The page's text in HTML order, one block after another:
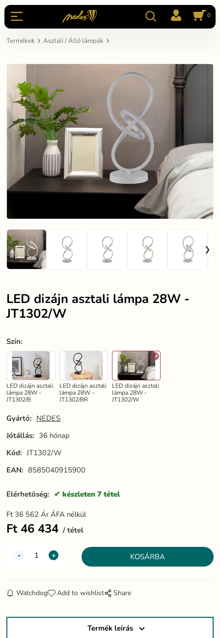
0
Termékek Asztali / Álló lámpák
LED dizájn asztali lámpa 28W -
JT1302/W
Szín:
LED dizájn asztali
lámpa 28W -
JT1302/B
LED dizájn asztali
lámpa 28W -
JT1302/BR
LED dizájn asztali
lámpa 28W -
JT1302/W
Gyártó: NEDES
Jótállás: 36 hónap
Kód: JT1302/W
EAN: 8585040915900
Elérhetöség: készleten 7 tétel
Ft 36 562 Ár ÁFA nélkül
Ft46 434 tétel
Watchdog Add to wishlist Share
Termék leírás